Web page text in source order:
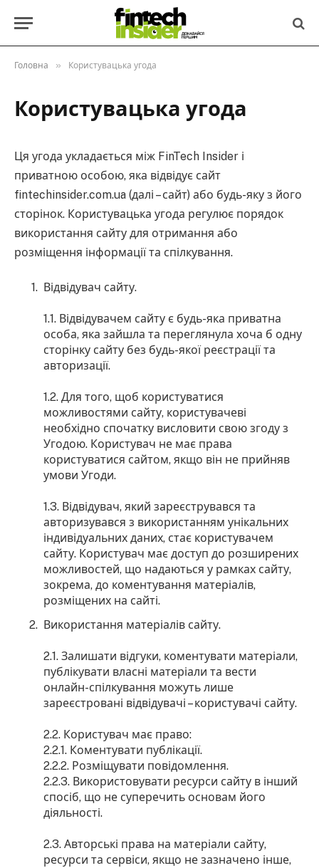
Головна » Користувацька угода
Користувацька угода
Ця угода укладається між FinTech Insider і
приватною особою, яка відвідує сайт
fintechinsider.com.ua (далі – сайт) або будь-яку з його
сторінок. Користувацька угода регулює порядок
використання сайту для отримання або
розміщення інформації та спілкування.
Відвідувач сайту.
1.1. Відвідувачем сайту є будь-яка приватна
особа, яка зайшла та переглянула хоча б одну
сторінку сайту без будь-якої реєстрації та
авторизації.
1.2. Для того, щоб користуватися
можливостями сайту, користувачеві
необхідно спочатку висловити свою згоду з
Угодою. Користувач не має права
користуватися сайтом, якщо він не прийняв
умови Угоди.
1.3. Відвідувач, який зареєструвався та
авторизувався з використанням унікальних
індивідуальних даних, стає користувачем
сайту. Користувач має доступ до розширених
можливостей, що надаються у рамках сайту,
зокрема, до коментування матеріалів,
розміщених на сайті.
Використання матеріалів сайту.
2.1. Залишати відгуки, коментувати матеріали,
публікувати власні матеріали та вести
онлайн-спілкування можуть лише
зареєстровані відвідувачі – користувачі сайту.
2.2. Користувач має право:
2.2.1. Коментувати публікації.
2.2.2. Розміщувати повідомлення.
2.2.3. Використовувати ресурси сайту в інший
спосіб, що не суперечить основам його
діяльності.
2.3. Авторські права на матеріали сайту,
ресурси та сервіси, якщо не зазначено інше,